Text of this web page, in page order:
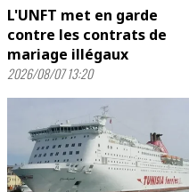
L'UNFT met en garde
contre les contrats de
mariage illégaux
2026/08/07 13:20